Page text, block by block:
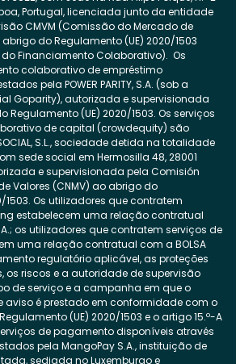
Portugal, licenciada junto da entidade
CMVM (Comissão do Mercado de
do Regulamento (UE) 2020/1503
Financiamento Colaborativo). Os
colaborativo de empréstimo
pela POWER PARITY, S.A. (sob a
Goparity), autorizada e supervisionada
Regulamento (UE) 2020/1503. Os serviços
de capital (crowdequity) são
S.L., sociedade detida na totalidade
sede social em Hermosilla 48, 28001
e supervisionada pela Comisión
Valores (CNMV) ao abrigo do
1503. Os utilizadores que contratem
estabelecem uma relação contratual
os utilizadores que contratem serviços de
uma relação contratual com a BOLSA
regulatório aplicável, as proteções
os riscos e a autoridade de supervisão
de serviço e a campanha em que o
aviso é prestado em conformidade com o
Regulamento (UE) 2020/1503 e o artigo 15.º-A
de pagamento disponíveis através
pela MangoPay S.A., instituição de
sediada no Luxemburgo e